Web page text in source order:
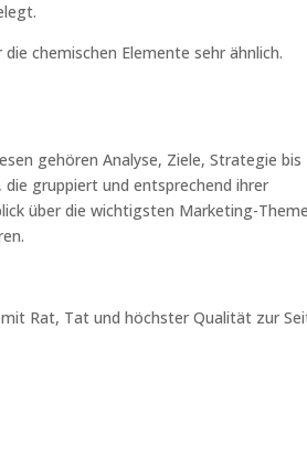
chemischen Elemente sehr ähnlich.
gehören Analyse, Ziele, Strategie bis
gruppiert und entsprechend ihrer
über die wichtigsten Marketing-
mit Rat, Tat und höchster Qualität zur